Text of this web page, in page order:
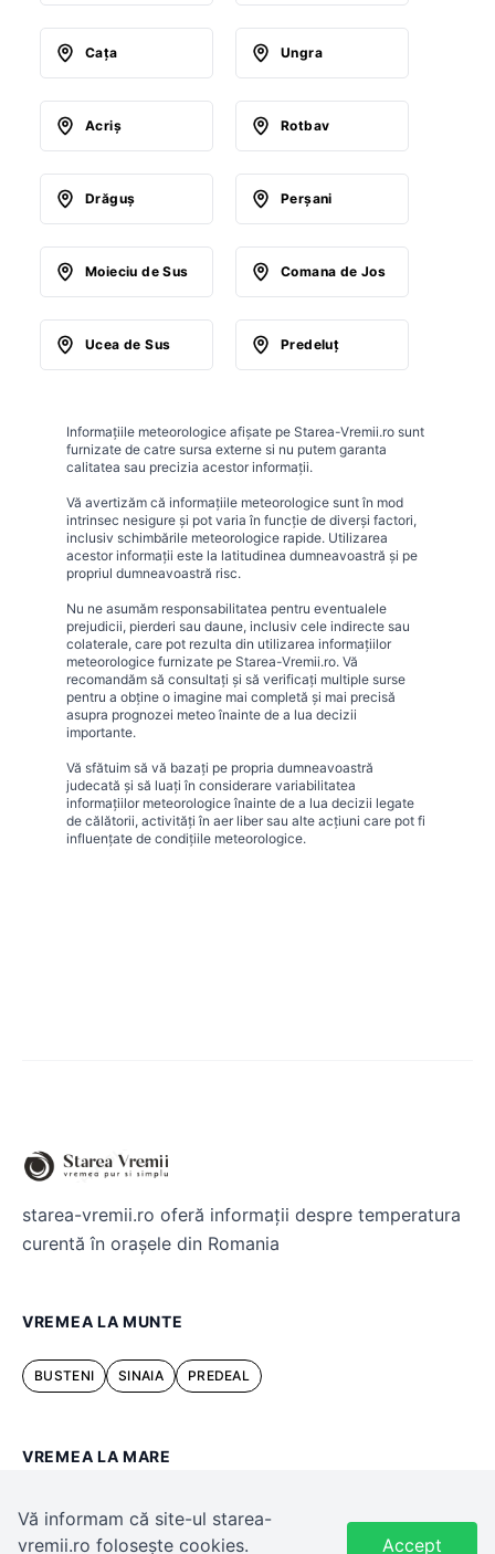
Caţa Ungra
Acriş Rotbav
Drăguş Perşani
Moieciu de Sus Comana de Jos
Ucea de Sus Predeluţ
Informațiile meteorologice afișate pe Starea-Vremii.ro sunt
furnizate de catre sursa externe si nu putem garanta
calitatea sau precizia acestor informații.
Vă avertizăm că informațiile meteorologice sunt în mod
intrinsec nesigure și pot varia în funcție de diverși factori,
inclusiv schimbările meteorologice rapide. Utilizarea
acestor informații este la latitudinea dumneavoastră și pe
propriul dumneavoastră risc.
Nu ne asumăm responsabilitatea pentru eventualele
prejudicii, pierderi sau daune, inclusiv cele indirecte sau
colaterale, care pot rezulta din utilizarea informațiilor
meteorologice furnizate pe Starea-Vremii.ro. Vă
recomandăm să consultați și să verificați multiple surse
pentru a obține o imagine mai completă și mai precisă
asupra prognozei meteo înainte de a lua decizii
importante.
Vă sfătuim să vă bazați pe propria dumneavoastră
judecată și să luați în considerare variabilitatea
informațiilor meteorologice înainte de a lua decizii legate
de călătorii, activități în aer liber sau alte acțiuni care pot fi
influențate de condițiile meteorologice.
Vă informam că site-ul starea-
vremii.ro folosește cookies.
Accept
starea-vremii.ro oferă informații despre temperatura
curentă în orașele din Romania
VREMEA LA MUNTE
BUSTENI SINAIA PREDEAL
VREMEA LA MARE
Constanta
Mamaia